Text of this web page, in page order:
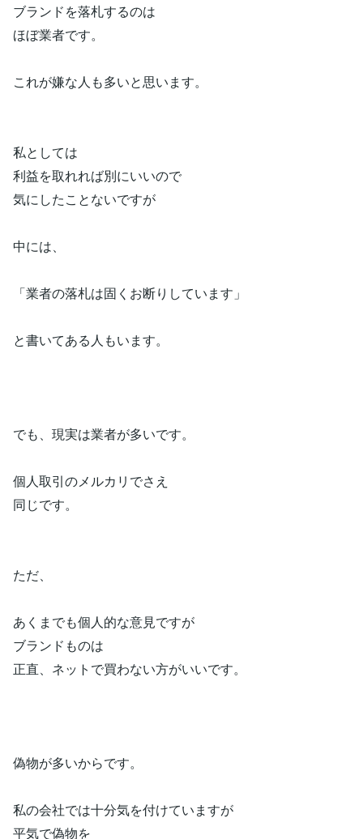
ブランドを落札するのは
ほぼ業者です。
これが嫌な人も多いと思います。
私としては
利益を取れれば別にいいので
気にしたことないですが
中には、
「業者の落札は固くお断りしています」
と書いてある人もいます。
でも、現実は業者が多いです。
個人取引のメルカリでさえ
同じです。
ただ、
あくまでも個人的な意見ですが
ブランドものは
正直、ネットで買わない方がいいです。
偽物が多いからです。
私の会社では十分気を付けていますが
平気で偽物を